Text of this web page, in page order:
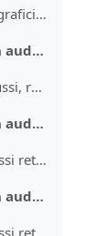
ppt 35 Cambiamenti geografici per l'industria e i servizi parte 3
38esimo contributo con audio. La circolazione. flussi, reti e nodi
ppt 36 La circolazione. flussi, reti e nodi parte 1
39esimo contributo con audio. La circolazione, flussi reti e nodi 2
ppt37 La circolazione, flussi reti e nodi parte 2
40esimo contributo con audio. La circolazione, flussi reti e nodi 3